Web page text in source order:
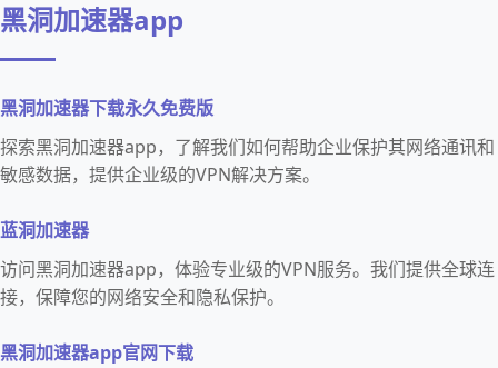
黑洞加速器app
黑洞加速器下载永久免费版
探索黑洞加速器app，了解我们如何帮助企业保护其网络通讯和
敏感数据，提供企业级的VPN解决方案。
蓝洞加速器
访问黑洞加速器app，体验专业级的VPN服务。我们提供全球连
接，保障您的网络安全和隐私保护。
黑洞加速器app官网下载